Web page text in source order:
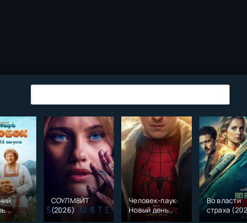
(2026)
СОУЛМ8ЙТ
(2026)
Человек-паук:
Новый день
(2026)
Во власти
страха